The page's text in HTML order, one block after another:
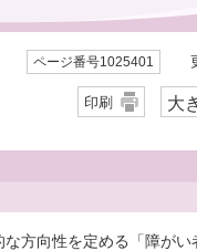
ページ番号1025401
印刷 大
方向性を定める「障が